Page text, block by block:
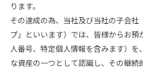
ります。
その達成の為、当社及び当社の子会社
プ」といいます）では、皆様からお預
人番号、特定個人情報を含みます）を
な資産の一つとして認識し、その継続